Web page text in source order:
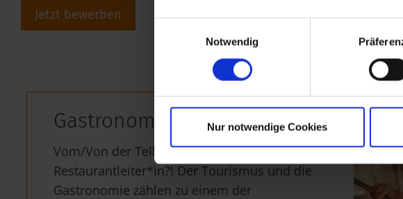
Notwendig
Nur notwendige Cookies
Jetzt bewerben
Gastronomie/Tourismus
Vom/Von der Tellerwäscher*in zum/zur
Restaurantleiter*in?! Der Tourismus und die
Gastronomie zählen zu einem der